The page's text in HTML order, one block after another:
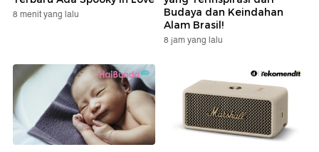
8 menit yang lalu
Budaya dan Keindahan
Alam Brasil!
8 jam yang lalu